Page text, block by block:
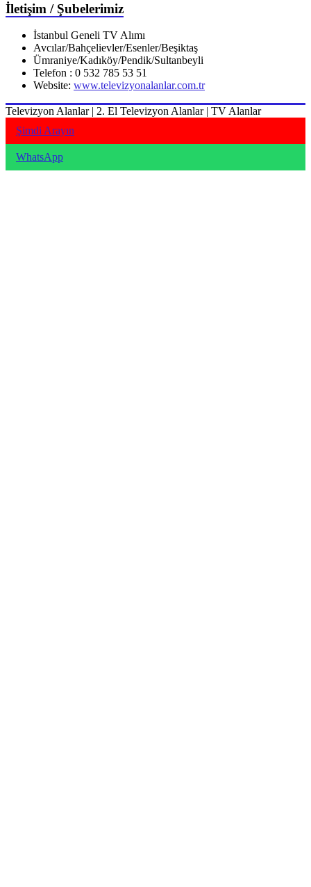
İletişim / Şubelerimiz
İstanbul Geneli TV Alımı
Avcılar/Bahçelievler/Esenler/Beşiktaş
Ümraniye/Kadıköy/Pendik/Sultanbeyli
Telefon : 0 532 785 53 51
Website: www.televizyonalanlar.com.tr
Televizyon Alanlar | 2. El Televizyon Alanlar | TV Alanlar
Şimdi Arayın
WhatsApp